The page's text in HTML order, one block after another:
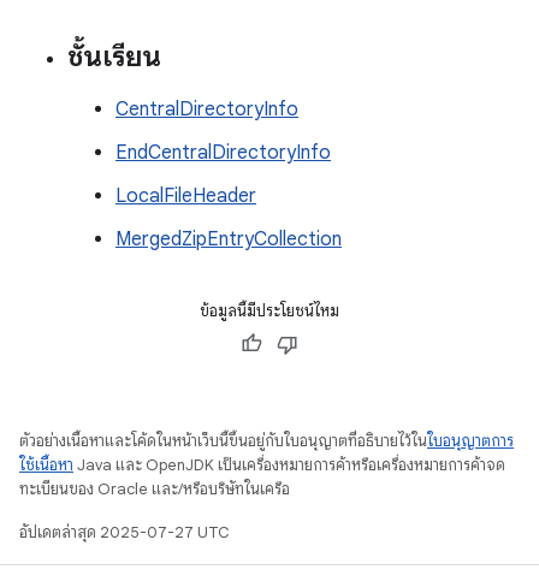
ชั้นเรียน
CentralDirectoryInfo
EndCentralDirectoryInfo
LocalFileHeader
MergedZipEntryCollection
ข้อมูลนี้มีประโยชน์ไหม
ตัวอย่างเนื้อหาและโค้ดในหน้าเว็บนี้ขึ้นอยู่กับใบอนุญาตที่อธิบายไว้ในใบอนุญาตการ
ใช้เนื้อหา Java และ OpenJDK เป็นเครื่องหมายการค้าหรือเครื่องหมายการค้าจด
ทะเบียนของ Oracle และ/หรือบริษัทในเครือ
อัปเดตล่าสุด 2025-07-27 UTC